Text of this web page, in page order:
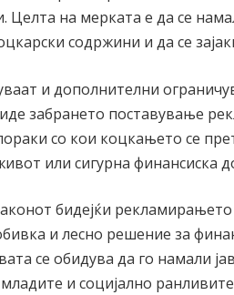
Целта на мерката е да се
содржини и да се
и дополнителни
забрането поставување
со кои коцкањето се
или сигурна финансиска
бидејќи рекламирањето
и лесно решение за
се обидува да го намали
и социјално